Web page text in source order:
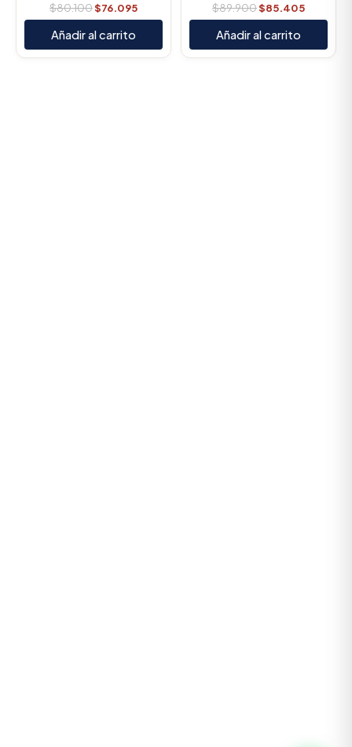
$80.100$76.095
Añadir al carrito
$89.900$85.405
Añadir al carrito